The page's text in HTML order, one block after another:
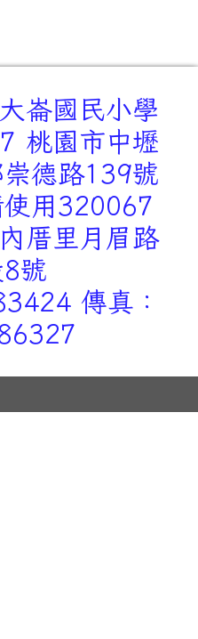
崙國民小學
桃園市中壢
德路139號
用320067
厝里月眉路
號
傳真：